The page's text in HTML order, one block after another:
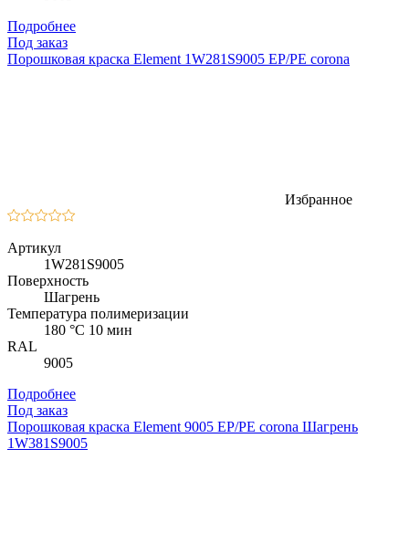
Подробнее
Под заказ
Порошковая краска Element 1W281S9005 EP/PE corona
Избранное
Артикул
1W281S9005
Поверхность
Шагрень
Температура полимеризации
180 °C 10 мин
RAL
9005
Подробнее
Под заказ
Порошковая краска Element 9005 EP/PE corona Шагрень
1W381S9005